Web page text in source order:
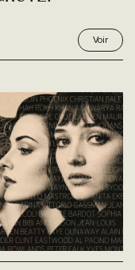
Voir